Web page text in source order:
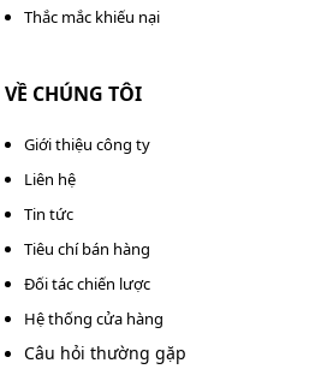
Không vận hành máy vượt
Thắc mắc khiếu nại
VỀ CHÚNG TÔI
Giới thiệu công ty
Liên hệ
Tin tức
Tiêu chí bán hàng
Đối tác chiến lược
Hệ thống cửa hàng
Câu hỏi thường gặp